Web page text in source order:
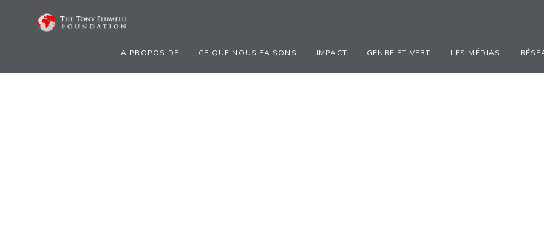
A PROPOS DE CE QUE NOUS FAISONS IMPACT GENRE ET VERT LES MÉDIAS